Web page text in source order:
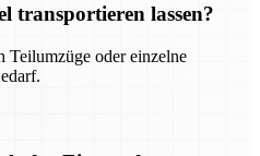
transportieren lassen?
Teilumzüge oder einzelne